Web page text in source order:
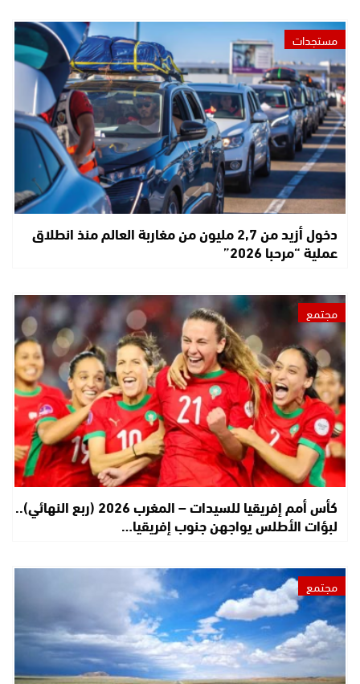
مستجدات
دخول أزيد من 2,7 مليون من مغاربة العالم منذ انطلاق
عملية “مرحبا 2026”
مجتمع
كأس أمم إفريقيا للسيدات – المغرب 2026 (ربع النهائي)..
لبؤات الأطلس يواجهن جنوب إفريقيا…
مجتمع